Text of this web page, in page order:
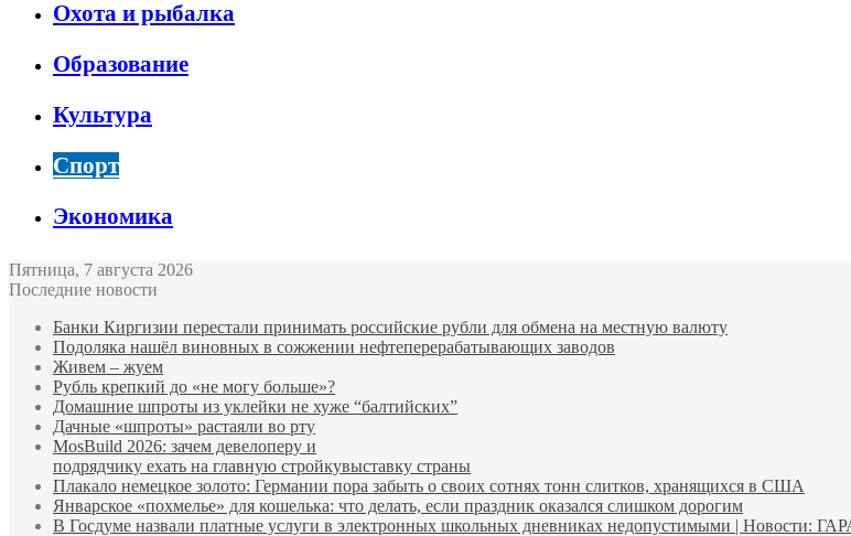
Охота и рыбалка
Образование
Культура
Спорт
Экономика
Пятница, 7 августа 2026
Последние новости
Банки Киргизии перестали принимать российские рубли для обмена на местную валюту
Подоляка нашёл виновных в сожжении нефтеперерабатывающих заводов
Живем – жуем
Рубль крепкий до «не могу больше»?
Домашние шпроты из уклейки не хуже “балтийских”
Дачные «шпроты» растаяли во рту
MosBuild 2026: зачем девелоперу и
подрядчиĸу ехать на главную стройĸувыставĸу страны
Плакало немецкое золото: Германии пора забыть о своих сотнях тонн слитков, хранящихся в США
Январское «похмелье» для кошелька: что делать, если праздник оказался слишком дорогим
В Госдуме назвали платные услуги в электронных школьных дневниках недопустимыми | Новости: